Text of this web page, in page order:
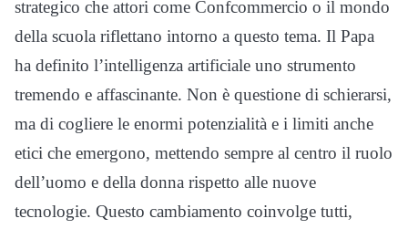
strategico che attori come Confcommercio o il mondo
della scuola riflettano intorno a questo tema. Il Papa
ha definito l’intelligenza artificiale uno strumento
tremendo e affascinante. Non è questione di schierarsi,
ma di cogliere le enormi potenzialità e i limiti anche
etici che emergono, mettendo sempre al centro il ruolo
dell’uomo e della donna rispetto alle nuove
tecnologie. Questo cambiamento coinvolge tutti,